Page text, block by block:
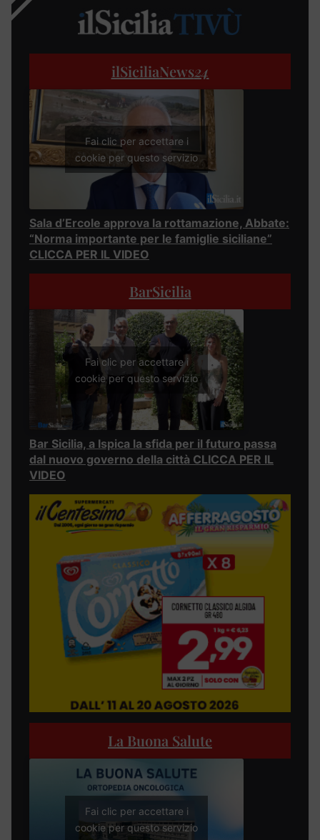
ilSiciliaNews24
Fai clic per accettare i
cookie per questo servizio
Sala d’Ercole approva la rottamazione, Abbate:
“Norma importante per le famiglie siciliane”
CLICCA PER IL VIDEO
BarSicilia
Fai clic per accettare i
cookie per questo servizio
Bar Sicilia, a Ispica la sfida per il futuro passa
dal nuovo governo della città CLICCA PER IL
VIDEO
La Buona Salute
Fai clic per accettare i
cookie per questo servizio